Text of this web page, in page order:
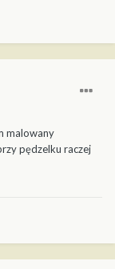
malowany
pędzelku raczej